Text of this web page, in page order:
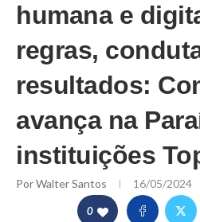
humana e
regras,
resultados:
avança na
instituições
PorWalter Santos 16/05/2024
0